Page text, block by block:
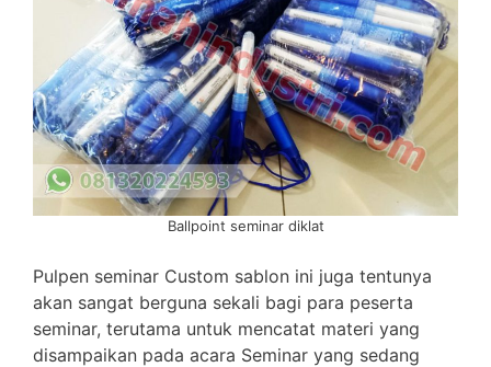
Ballpoint seminar diklat
Pulpen seminar Custom sablon ini juga tentunya
akan sangat berguna sekali bagi para peserta
seminar, terutama untuk mencatat materi yang
disampaikan pada acara Seminar yang sedang